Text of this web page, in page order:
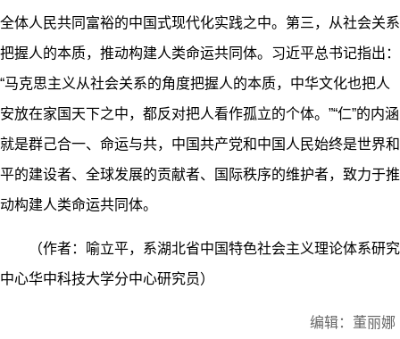
全体人民共同富裕的中国式现代化实践之中。第三，从社会关系
把握人的本质，推动构建人类命运共同体。习近平总书记指出：
“马克思主义从社会关系的角度把握人的本质，中华文化也把人
安放在家国天下之中，都反对把人看作孤立的个体。”“仁”的内涵
就是群己合一、命运与共，中国共产党和中国人民始终是世界和
平的建设者、全球发展的贡献者、国际秩序的维护者，致力于推
动构建人类命运共同体。
（作者：喻立平，系湖北省中国特色社会主义理论体系研究
中心华中科技大学分中心研究员）
编辑：董丽娜